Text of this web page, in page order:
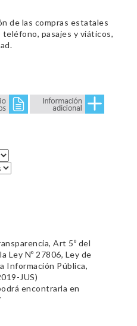
de las compras estatales
pasajes y viáticos,
Art 5º del
Ley Nº 27806, Ley de
Información Pública,
JUS)
encontrarla en